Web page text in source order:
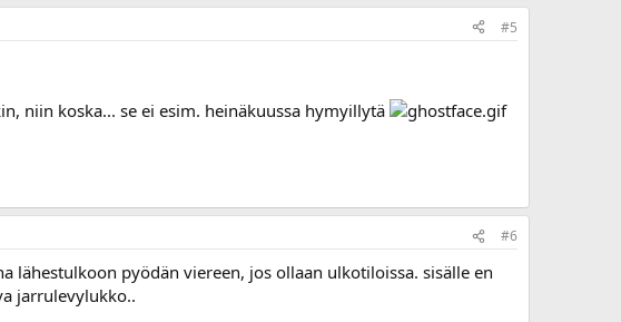
#5
niin koska... se ei esim. heinäkuussa hymyillytä
#6
lähestulkoon pyödän viereen, jos ollaan ulkotiloissa. sisälle en
jarrulevylukko..